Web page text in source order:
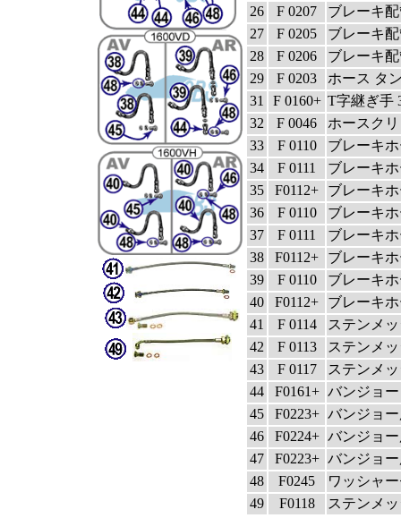
26
F 0207
ブレーキ
27
F 0205
ブレーキ
28
F 0206
ブレーキ
29
F 0203
ホース タ
31
F 0160+ T字継ぎ手
32
F 0046
ホースク
33
F 0110
ブレーキ
34
F 0111
ブレーキ
35
F0112+
ブレーキ
36
F 0110
ブレーキ
37
F 0111
ブレーキ
38
F0112+
ブレーキ
39
F 0110
ブレーキ
40
F0112+
ブレーキ
41
F 0114
ステンメ
42
F 0113
ステンメ
43
F 0117
ステンメ
44
F0161+ バンジョー
45
F0223+ バンジョ
46
F0224+ バンジョ
47
F0223+ バンジョ
48
F0245
ワッシャ
49
F0118 ステンメ